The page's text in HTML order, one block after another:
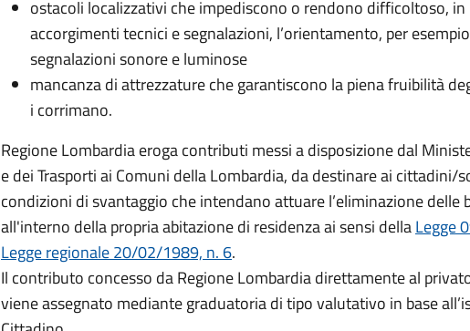
ostacoli localizzativi che impediscono o rendono difficoltoso, in
accorgimenti tecnici e segnalazioni, l’orientamento, per
segnalazioni sonore e luminose
mancanza di attrezzature che garantiscono la piena fruibilità
i corrimano.
Regione Lombardia eroga contributi messi a disposizione dal
e dei Trasporti ai Comuni della Lombardia, da destinare ai cittadini/
condizioni di svantaggio che intendano attuare l’eliminazione delle
all'interno della propria abitazione di residenza ai sensi dellaLegge
Legge regionale 20/02/1989, n. 6.
Il contributo concesso da Regione Lombardia direttamente al
viene assegnato mediante graduatoria di tipo valutativo in base